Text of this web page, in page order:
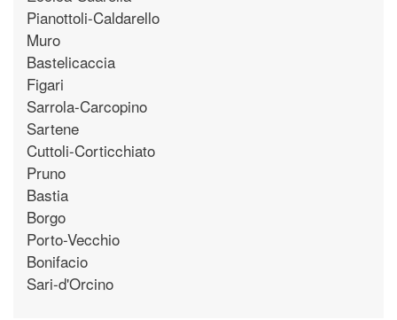
Pianottoli-Caldarello
Muro
Bastelicaccia
Figari
Sarrola-Carcopino
Sartene
Cuttoli-Corticchiato
Pruno
Bastia
Borgo
Porto-Vecchio
Bonifacio
Sari-d'Orcino